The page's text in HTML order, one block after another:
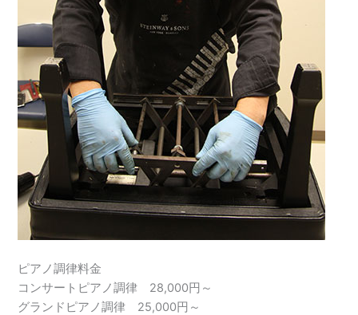
ピアノ調律料金
コンサートピアノ調律 28,000円～
グランドピアノ調律 25,000円～